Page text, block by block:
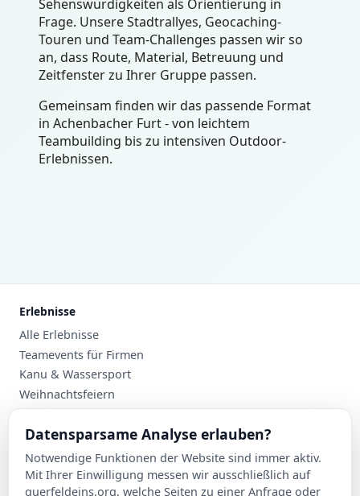
Sehenswürdigkeiten als Orientierung in
Frage. Unsere Stadtrallyes, Geocaching-
Touren und Team-Challenges passen wir so
an, dass Route, Material, Betreuung und
Zeitfenster zu Ihrer Gruppe passen.
Gemeinsam finden wir das passende Format
in Achenbacher Furt - von leichtem
Teambuilding bis zu intensiven Outdoor-
Erlebnissen.
Erlebnisse
Alle Erlebnisse
Teamevents für Firmen
Kanu & Wassersport
Weihnachtsfeiern
Planung
Events nach Stadt
Suche
Kontakt
Datensparsame Analyse erlauben?
Notwendige Funktionen der Website sind immer aktiv.
Mit Ihrer Einwilligung messen wir ausschließlich auf
querfeldeins.org, welche Seiten zu einer Anfrage oder